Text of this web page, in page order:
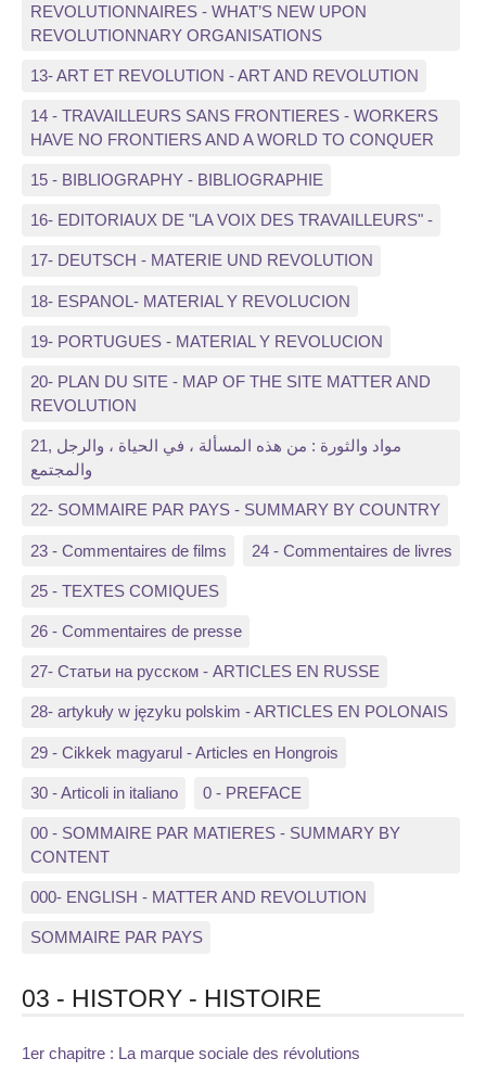
REVOLUTIONNAIRES - WHAT’S NEW UPON
REVOLUTIONNARY ORGANISATIONS
13- ART ET REVOLUTION - ART AND REVOLUTION
14 - TRAVAILLEURS SANS FRONTIERES - WORKERS
HAVE NO FRONTIERS AND A WORLD TO CONQUER
15 - BIBLIOGRAPHY - BIBLIOGRAPHIE
16- EDITORIAUX DE "LA VOIX DES TRAVAILLEURS" -
17- DEUTSCH - MATERIE UND REVOLUTION
18- ESPANOL- MATERIAL Y REVOLUCION
19- PORTUGUES - MATERIAL Y REVOLUCION
20- PLAN DU SITE - MAP OF THE SITE MATTER AND
REVOLUTION
21, مواد والثورة : من هذه المسألة ، في الحياة ، والرجل
والمجتمع
22- SOMMAIRE PAR PAYS - SUMMARY BY COUNTRY
23 - Commentaires de films 24 - Commentaires de livres
25 - TEXTES COMIQUES
26 - Commentaires de presse
27- Статьи на русском - ARTICLES EN RUSSE
28- artykuły w języku polskim - ARTICLES EN POLONAIS
29 - Cikkek magyarul - Articles en Hongrois
30 - Articoli in italiano 0 - PREFACE
00 - SOMMAIRE PAR MATIERES - SUMMARY BY
CONTENT
000- ENGLISH - MATTER AND REVOLUTION
SOMMAIRE PAR PAYS
03 - HISTORY - HISTOIRE
1er chapitre : La marque sociale des révolutions